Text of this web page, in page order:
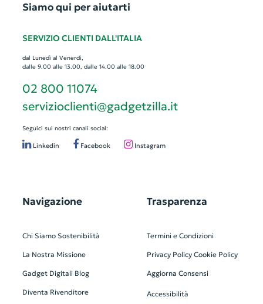
Siamo qui per aiutarti
SERVIZIO CLIENTI DALL'ITALIA
dal Lunedì al Venerdì,
dalle 9.00 alle 13.00, dalle 14.00 alle 18.00
02 800 11074
servizioclienti@gadgetzilla.it
Seguici sui nostri canali social:
Linkedin Facebook Instagram
Navigazione
Chi Siamo Sostenibilità
La Nostra Missione
Gadget Digitali Blog
Diventa Rivenditore
Trasparenza
Termini e Condizioni
Privacy Policy Cookie Policy
Aggiorna Consensi
Accessibilità